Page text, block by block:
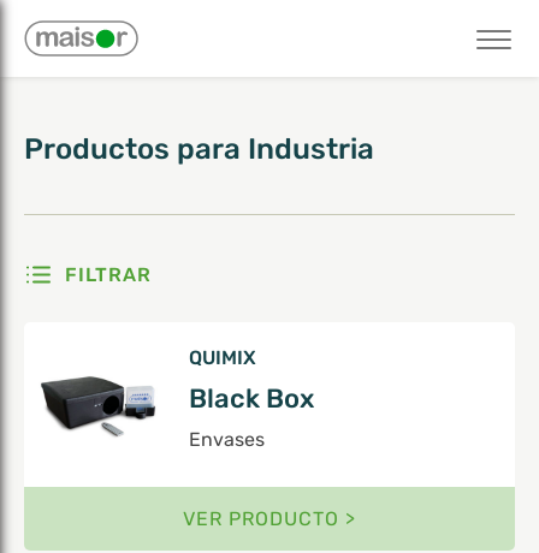
Mostrando 1–6 de 22 resultados
Productos para Industria
FILTRAR
QUIMIX
Black Box
Envases
VER PRODUCTO >